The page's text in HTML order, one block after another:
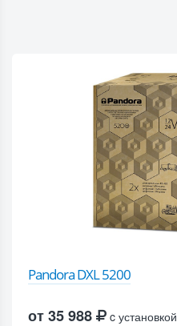
Pandora DXL 5200
от 35 988
c установкой